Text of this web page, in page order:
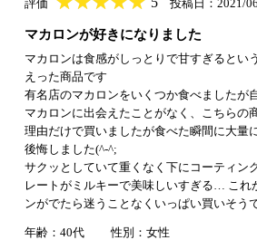
評価 投稿日：2021/
マカロンが好きになりました
マカロンは食感がしっとりで甘すぎるとい
えった商品です
有名店のマカロンをいくつか食べましたが
マカロンに出会えたことがなく、こちらの
理由だけで買いましたが食べた瞬間に大量
後悔しました(^-^;
サクッとしていて重くなく下にコーティン
レートがミルキーで美味しいすぎる… これ
ンがでたら迷うことなくいっぱい買いそう
年齢：40代
性別：女性